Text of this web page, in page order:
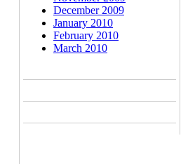
December 2009
January 2010
February 2010
March 2010